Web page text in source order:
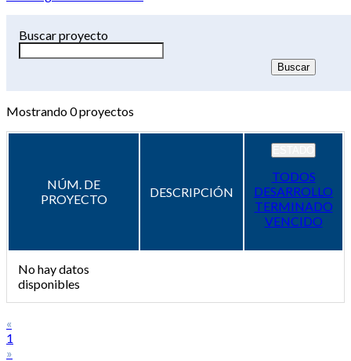
Buscar proyecto
Mostrando0proyectos
NÚM. DE
PROYECTO
DESCRIPCIÓN
TODOS
DESARROLLO
TERMINADO
VENCIDO
No hay datos
disponibles
«
1
»